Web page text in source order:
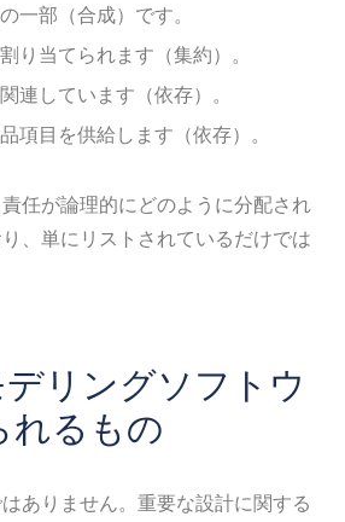
一部（合成）です。
り当てられます（集約）。
連しています（依存）。
項目を供給します（依存）。
任が論理的にどのように分配され
、単にリストされているだけでは
リングソフトウ
れるもの
ありません。重要な設計に関する